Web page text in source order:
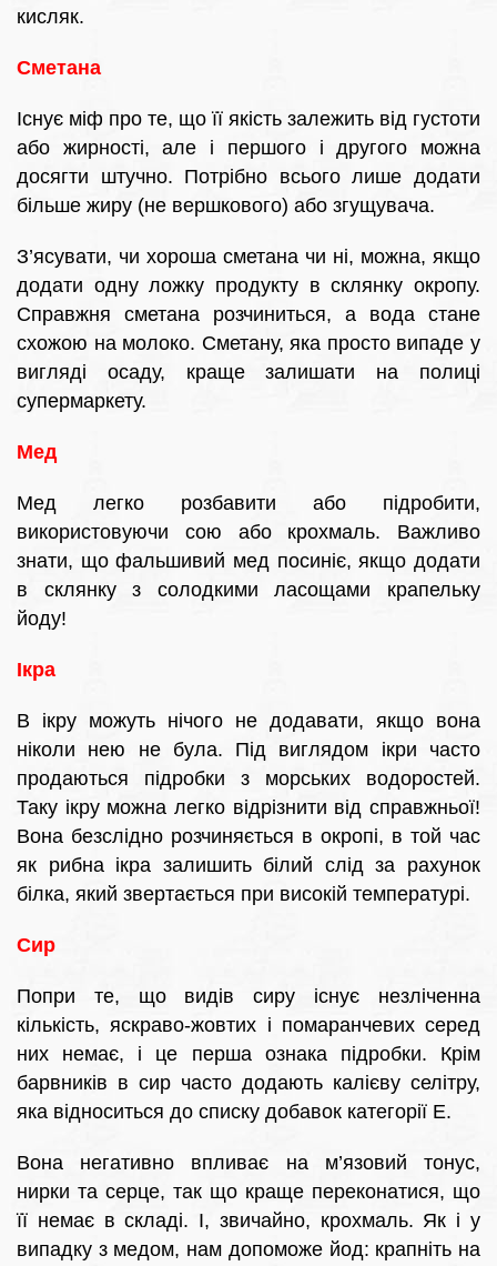
кисляк.
Сметана
Існує міф про те, що її якість залежить від густоти
або жирності, але і першого і другого можна
досягти штучно. Потрібно всього лише додати
більше жиру (не вершкового) або згущувача.
З’ясувати, чи хороша сметана чи ні, можна, якщо
додати одну ложку продукту в склянку окропу.
Справжня сметана розчиниться, а вода стане
схожою на молоко. Сметану, яка просто випаде у
вигляді осаду, краще залишати на полиці
супермаркету.
Мед
Мед легко розбавити або підробити,
використовуючи сою або крохмаль. Важливо
знати, що фальшивий мед посиніє, якщо додати
в склянку з солодкими ласощами крапельку
йоду!
Ікра
В ікру можуть нічого не додавати, якщо вона
ніколи нею не була. Під виглядом ікри часто
продаються підробки з морських водоростей.
Таку ікру можна легко відрізнити від справжньої!
Вона безслідно розчиняється в окропі, в той час
як рибна ікра залишить білий слід за рахунок
білка, який звертається при високій температурі.
Сир
Попри те, що видів сиру існує незліченна
кількість, яскраво-жовтих і помаранчевих серед
них немає, і це перша ознака підробки. Крім
барвників в сир часто додають калієву селітру,
яка відноситься до списку добавок категорії Е.
Вона негативно впливає на м’язовий тонус,
нирки та серце, так що краще переконатися, що
її немає в складі. І, звичайно, крохмаль. Як і у
випадку з медом, нам допоможе йод: крапніть на